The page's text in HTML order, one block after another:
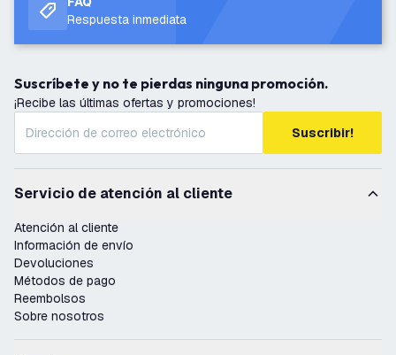
Respuesta inmediata
Suscríbete y no te pierdas ninguna promoción.
¡Recibe las últimas ofertas y promociones!
Suscribir!
Servicio de atención al cliente
Atención al cliente
Información de envío
Devoluciones
Métodos de pago
Reembolsos
Sobre nosotros